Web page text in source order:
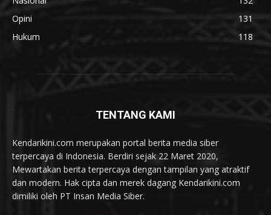
Opini
131
Hukum
118
TENTANG KAMI
Kendarikini.com merupakan portal berita media siber
terpercaya di Indonesia. Berdiri sejak 22 Maret 2020,
Mewartakan berita terpercaya dengan tampilan yang atraktif
dan modern. Hak cipta dan merek dagang Kendarikini.com
dimiliki oleh PT Insan Media Siber.